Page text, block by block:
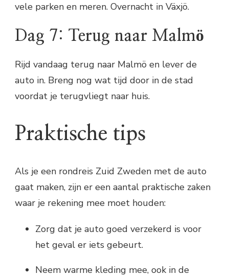
vele parken en meren. Overnacht in Växjö.
Dag 7: Terug naar Malmö
Rijd vandaag terug naar Malmö en lever de
auto in. Breng nog wat tijd door in de stad
voordat je terugvliegt naar huis.
Praktische tips
Als je een rondreis Zuid Zweden met de auto
gaat maken, zijn er een aantal praktische zaken
waar je rekening mee moet houden:
Zorg dat je auto goed verzekerd is voor
het geval er iets gebeurt.
Neem warme kleding mee, ook in de